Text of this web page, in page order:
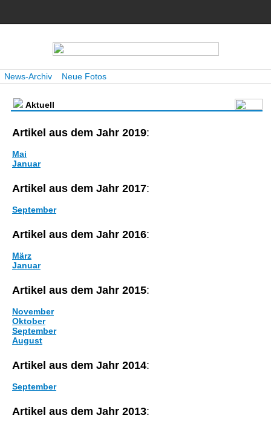
News-Archiv Neue Fotos
Aktuell
Artikel aus dem Jahr 2019:
Mai
Januar
Artikel aus dem Jahr 2017:
September
Artikel aus dem Jahr 2016:
März
Januar
Artikel aus dem Jahr 2015:
November
Oktober
September
August
Artikel aus dem Jahr 2014:
September
Artikel aus dem Jahr 2013: